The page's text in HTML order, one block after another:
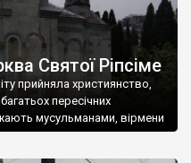
Святої Ріпсіме
прийняла християнство,
пересічних
мусульманами, вірмени